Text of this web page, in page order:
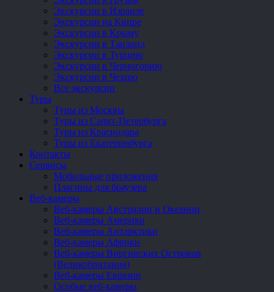
Экскурсии в Израиле
Экскурсии на Кипре
Экскурсии в Крыму
Экскурсии в Таиланд
Экскурсии в Турцию
Экскурсии в Черногорию
Экскурсии в Чехию
Все экскурсии
Туры
Туры из Москвы
Туры из Санкт-Петербурга
Туры из Краснодара
Туры из Екатеринбурга
Контакты
Сервисы
Мобильные приложения
Плагины для браузера
Веб-камеры
Веб-камеры Австралии и Океании
Веб-камеры Америки
Веб-камеры Антарктики
Веб-камеры Африки
Веб-камеры Виргинских Островов
(Великобритания)
Веб-камеры Евразии
Особые веб-камеры